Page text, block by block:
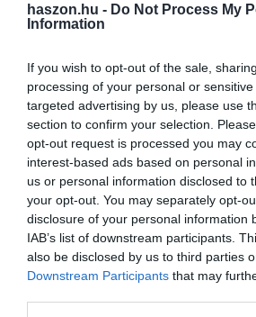
haszon.hu - Do Not Process My
Information
If you wish to opt-out of the sale,
processing of your personal or
targeted advertising by us, please use
section to confirm your selection.
opt-out request is processed you may
interest-based ads based on personal
us or personal information disclosed to
your opt-out. You may separately opt-
disclosure of your personal information
IAB’s list of downstream participants.
also be disclosed by us to third parties
Downstream Participants that may
ibusz